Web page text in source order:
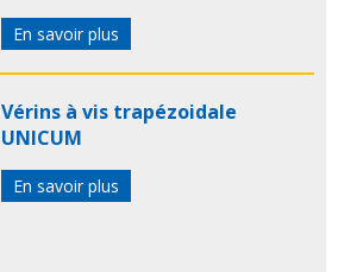
En savoir plus
Vérins à vis trapézoidale
UNICUM
En savoir plus